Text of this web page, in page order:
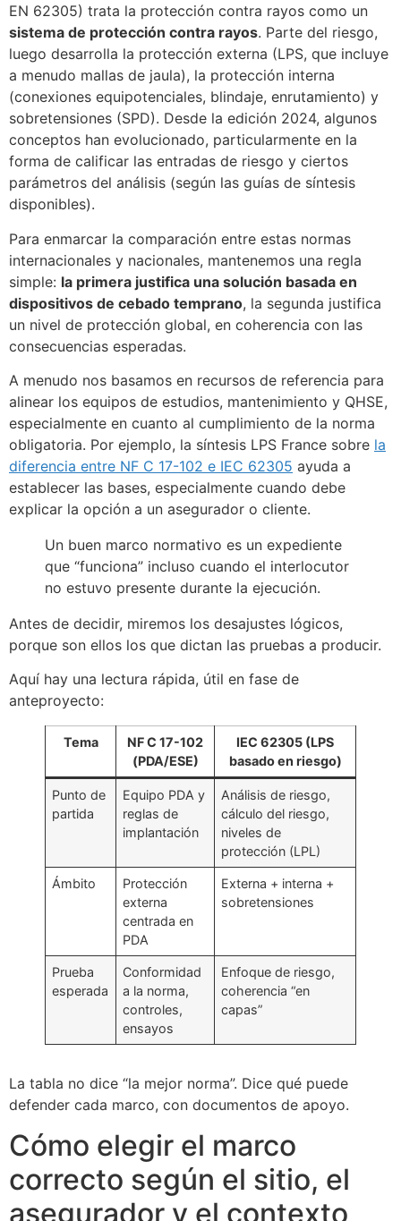
EN 62305) trata la protección contra rayos como un
sistema de protección contra rayos. Parte del riesgo,
luego desarrolla la protección externa (LPS, que incluye
a menudo mallas de jaula), la protección interna
(conexiones equipotenciales, blindaje, enrutamiento) y
sobretensiones (SPD). Desde la edición 2024, algunos
conceptos han evolucionado, particularmente en la
forma de calificar las entradas de riesgo y ciertos
parámetros del análisis (según las guías de síntesis
disponibles).
Para enmarcar la comparación entre estas normas
internacionales y nacionales, mantenemos una regla
simple: la primera justifica una solución basada en
dispositivos de cebado temprano, la segunda justifica
un nivel de protección global, en coherencia con las
consecuencias esperadas.
A menudo nos basamos en recursos de referencia para
alinear los equipos de estudios, mantenimiento y QHSE,
especialmente en cuanto al cumplimiento de la norma
obligatoria. Por ejemplo, la síntesis LPS France sobre la
diferencia entre NF C 17-102 e IEC 62305 ayuda a
establecer las bases, especialmente cuando debe
explicar la opción a un asegurador o cliente.
Un buen marco normativo es un expediente
que “funciona” incluso cuando el interlocutor
no estuvo presente durante la ejecución.
Antes de decidir, miremos los desajustes lógicos,
porque son ellos los que dictan las pruebas a producir.
Aquí hay una lectura rápida, útil en fase de
anteproyecto:
Tema
NF C 17-102
(PDA/ESE)
IEC 62305 (LPS
basado en riesgo)
Punto de
partida
Equipo PDA y
reglas de
implantación
Análisis de riesgo,
cálculo del riesgo,
niveles de
protección (LPL)
Ámbito
Protección
externa
centrada en
PDA
Externa + interna +
sobretensiones
Prueba
esperada
Conformidad
a la norma,
controles,
ensayos
Enfoque de riesgo,
coherencia “en
capas”
La tabla no dice “la mejor norma”. Dice qué puede
defender cada marco, con documentos de apoyo.
Cómo elegir el marco
correcto según el sitio, el
asegurador y el contexto